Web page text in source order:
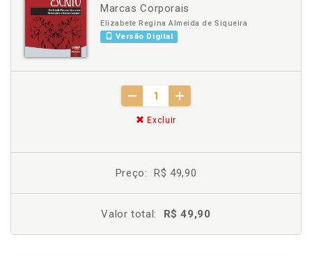
Marcas Corporais
Elizabete Regina Almeida de Siqueira
Versão Digital
Excluir
Preço: R$ 49,90
Valor total: R$ 49,90